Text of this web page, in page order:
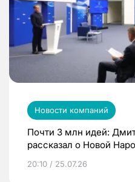
Новости компаний
Почти 3 млн идей:
рассказал о Новой
20:10 / 25.07.26